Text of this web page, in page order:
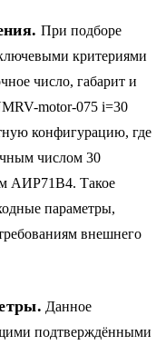
При подборе
критериями
число, габарит и
motor-075 i=30
конфигурацию, где
числом 30
АИР71B4. Такое
параметры,
внешнего
Данное
подтверждёнными